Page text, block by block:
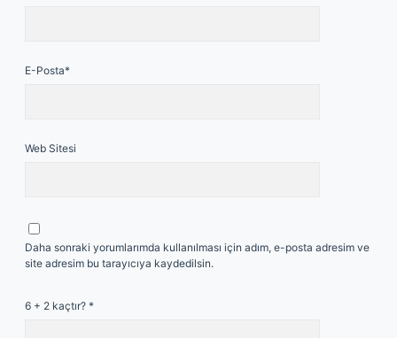
E-Posta*
Web Sitesi
Daha sonraki yorumlarımda kullanılması için adım, e-posta adresim ve
site adresim bu tarayıcıya kaydedilsin.
6 + 2 kaçtır? *